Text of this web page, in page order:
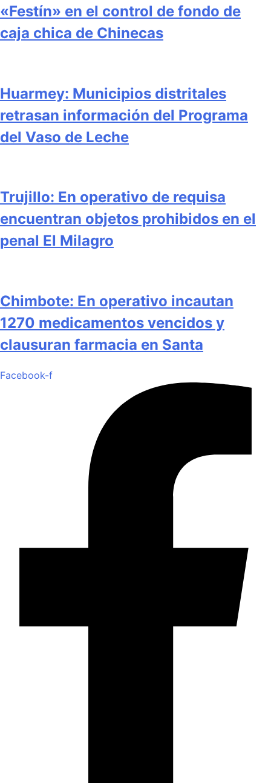
«Festín» en el control de fondo de
caja chica de Chinecas
Huarmey: Municipios distritales
retrasan información del Programa
del Vaso de Leche
Trujillo: En operativo de requisa
encuentran objetos prohibidos en el
penal El Milagro
Chimbote: En operativo incautan
1270 medicamentos vencidos y
clausuran farmacia en Santa
Facebook-f